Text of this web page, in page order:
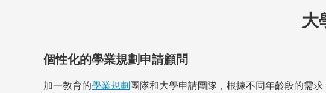
大
個性化的學業規劃申請顧問
加一教育的學業規劃團隊和大學申請團隊，根據不同年齡段的需